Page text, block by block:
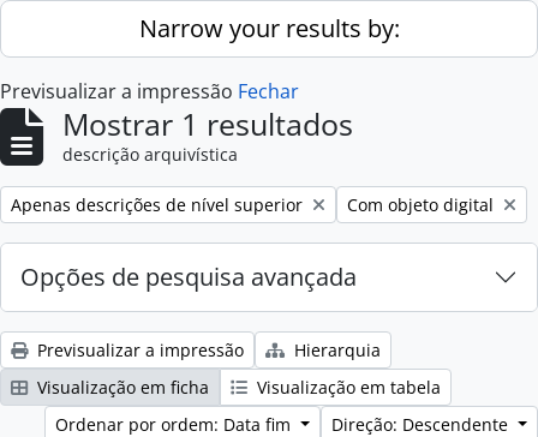
Skip to main contentNarrow your results by:
Previsualizar a impressão Fechar
Mostrar 1 resultados
descrição arquivística
Remove filter:
Apenas descrições de nível superior Remove filter:
Com objeto digital
Opções de pesquisa avançada
Previsualizar a impressão
Hierarquia
Visualização em ficha
Visualização em tabela
Ordenar por ordem: Data fim
Direção: Descendente